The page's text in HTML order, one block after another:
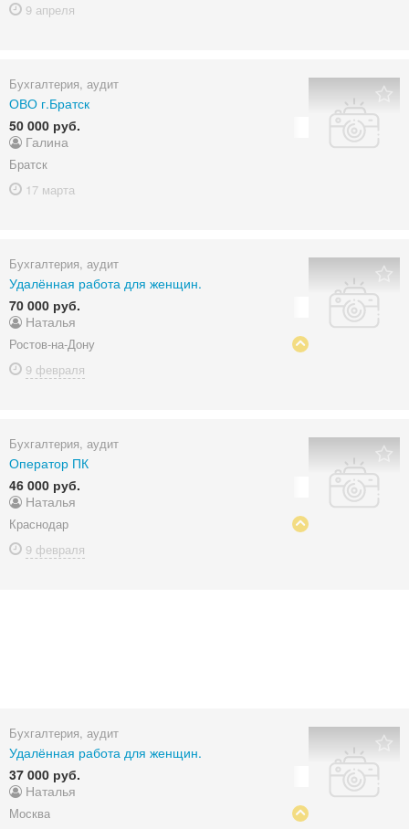
9 апреля
Бухгалтерия, аудит
ОВО г.Братск
50 000 руб.
Галина
Братск
17 марта
Бухгалтерия, аудит
Удалённая работа для женщин.
70 000 руб.
Наталья
Ростов-на-Дону
9 февраля
Бухгалтерия, аудит
Оператор ПК
46 000 руб.
Наталья
Краснодар
9 февраля
Бухгалтерия, аудит
Удалённая работа для женщин.
37 000 руб.
Наталья
Москва